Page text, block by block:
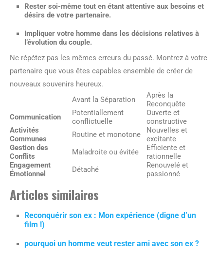
Rester soi-même tout en étant attentive aux besoins et
désirs de votre partenaire.
Impliquer votre homme dans les décisions relatives à
l’évolution du couple.
Ne répétez pas les mêmes erreurs du passé. Montrez à votre
partenaire que vous êtes capables ensemble de créer de
nouveaux souvenirs heureux.
Avant la Séparation
Après la
Reconquête
Communication
Potentiallement
conflictuelle
Ouverte et
constructive
Activités
Communes
Routine et monotone
Nouvelles et
excitante
Gestion des
Conflits
Maladroite ou évitée
Efficiente et
rationnelle
Engagement
Émotionnel
Détaché
Renouvelé et
passionné
Articles similaires
Reconquérir son ex : Mon expérience (digne d’un
film !)
pourquoi un homme veut rester ami avec son ex ?